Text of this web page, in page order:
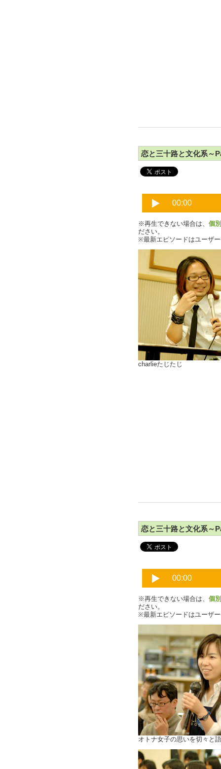
恋と三十路と文化系～
※再生できない場合は、 個
ださい。
※最新エピソードはユーザ
charlieたじたじ
恋と三十路と文化系～
※再生できない場合は、 個
ださい。
※最新エピソードはユーザ
オトナ女子の思いを切々と